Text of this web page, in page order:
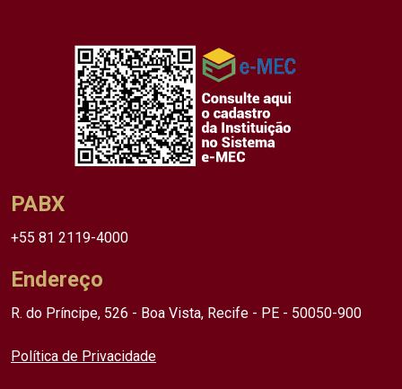
PABX
+55 81 2119-4000
Endereço
R. do Príncipe, 526 - Boa Vista, Recife - PE - 50050-900
Política de Privacidade